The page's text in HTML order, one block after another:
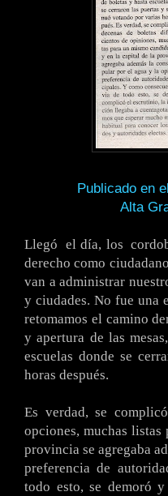
Publicado en
Alta
Llegó el día, los .
derecho como
van a administrar
y ciudades. No fue una
retomamos el camino
y apertura de las
escuelas donde se
horas después.
Es verdad, se
opciones, muchas
provincia se agregaba
preferencia de
todo esto, se demoró